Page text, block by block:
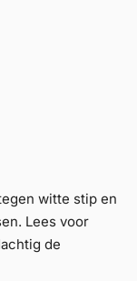
witte stip en
Lees voor
de